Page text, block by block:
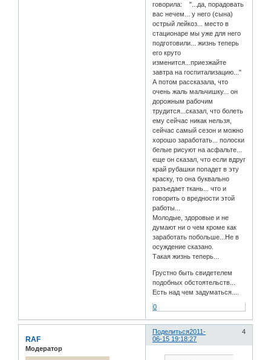
говорила: "...да, порадовать
вас нечем... у него (сына)
острый лейкоз... место в
стационаре мы уже для него
подготовили... жизнь теперь
его круто
изменится...приезжайте
завтра на госпитализацию..."
А потом рассказала, что
очень жаль мальчишку... он
дорожным рабочим
трудится...сказал, что болеть
ему сейчас никак нельзя,
сейчас самый сезон и можно
хорошо заработать... полоски
белые рисуют на асфальте...
еще он сказал, что если вдруг
край рубашки попадет в эту
краску, то она буквально
разъедает ткань... что и
говорить о вредности этой
работы...
Молодые, здоровые и не
думают ни о чем кроме как
заработать побольше...Не в
осуждение сказано.
Такая жизнь теперь...
Грустно быть свидетелем
подобных обстоятельств...
Есть над чем задуматься....
0
Поделиться 4
2011-
06-15 19:18:27
RAF
Модератор